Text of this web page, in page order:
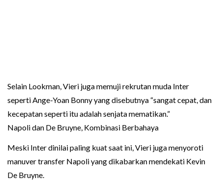
Selain Lookman, Vieri juga memuji rekrutan muda Inter
seperti Ange-Yoan Bonny yang disebutnya “sangat cepat, dan
kecepatan seperti itu adalah senjata mematikan.”
Napoli dan De Bruyne, Kombinasi Berbahaya
Meski Inter dinilai paling kuat saat ini, Vieri juga menyoroti
manuver transfer Napoli yang dikabarkan mendekati Kevin
De Bruyne.